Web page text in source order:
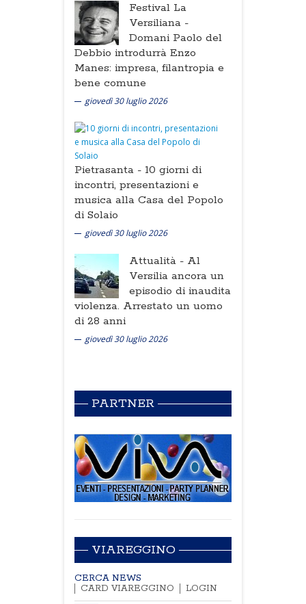
Festival La
Versiliana -
Domani Paolo del
Debbio introdurrà Enzo
Manes: impresa, filantropia e
bene comune
giovedì 30 luglio 2026
Pietrasanta - 10 giorni di
incontri, presentazioni e
musica alla Casa del Popolo
di Solaio
giovedì 30 luglio 2026
Attualità - Al
Versilia ancora un
episodio di inaudita
violenza. Arrestato un uomo
di 28 anni
giovedì 30 luglio 2026
PARTNER
VIAREGGINO
CERCA NEWS
CARD VIAREGGINO
LOGIN